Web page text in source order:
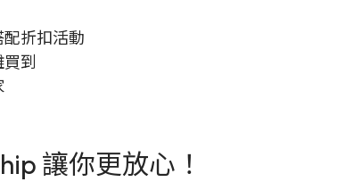
配折扣活動
到
讓你更放心！